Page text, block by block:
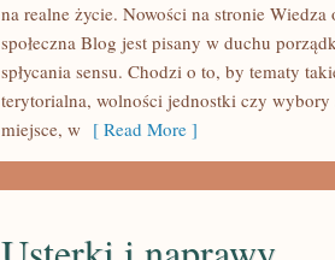
na realne życie. Nowości na stronie Wiedza
społeczna Blog jest pisany w duchu
spłycania sensu. Chodzi o to, by tematy
terytorialna, wolności jednostki czy wybory
miejsce, w [ Read More ]